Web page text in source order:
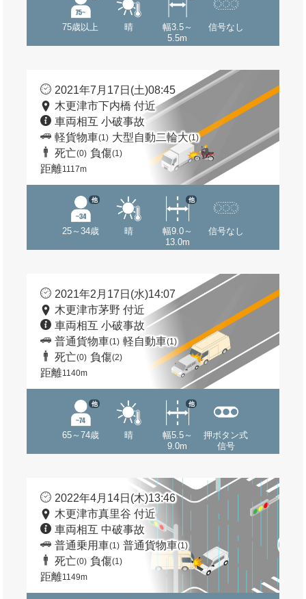
75歳以上 晴
幅3.5～
5.5m
信号なし
2021年7月17日(土)08:45
木更津市下内橋 付近
車両相互 小破事故
軽貨物車(1) 大型自動二輪大(1)
死亡(0) 負傷(1)
距離1117m
25～34歳
他
晴
幅9.0～
13.0m
他
信号なし
2021年2月17日(水)14:07
木更津市茅野 付近
車両相互 小破事故
普通貨物車(1) 軽自動車(1)
死亡(0) 負傷(2)
距離1140m
65～74歳
他
晴
幅5.5～
9.0m
他
押ボタン式
信号
2022年4月14日(木)13:46
木更津市真里谷 付近
車両相互 中破事故
普通乗用車(1) 普通貨物車(1)
死亡(0) 負傷(1)
距離1149m